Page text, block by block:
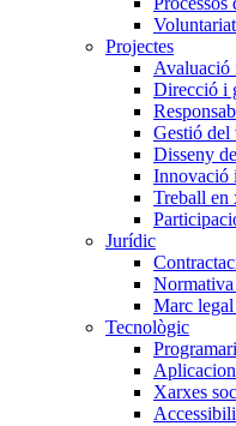
Projectes
Avaluació
Direcció i
Gestió del
Disseny
Innovació
Treball en
Jurídic
Marc
Tecnològic
Xarxes